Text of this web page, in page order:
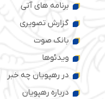
برنامه های آتی
گزارش تصویری
بانک صوت
ویدئوها
در رهپویان چه خبر
درباره رهپویان